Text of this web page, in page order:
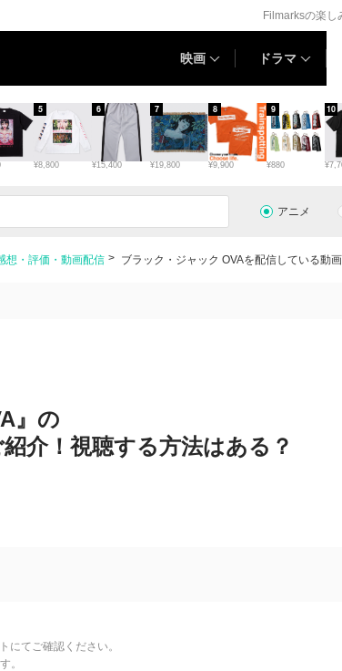
Filmarksの楽し
映画 ドラマ
¥8,800
5
¥15,400
6
¥19,800
7
¥9,900
8
¥880
9 10
アニメ
想・評価・動画配信 ブラック・ジャック OVAを配信している動
』の
介！視聴する方法はある？
にてご確認ください。
。